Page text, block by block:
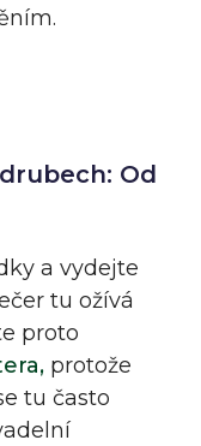
Od
a vydejte
tu ožívá
proto
protože
tu často